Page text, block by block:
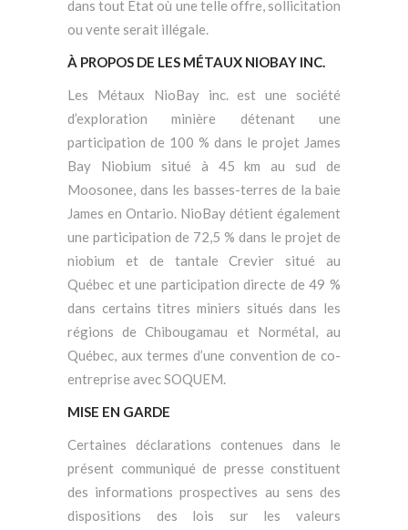
dans tout État où une telle offre, sollicitation
ou vente serait illégale.
À PROPOS DE LES MÉTAUX NIOBAY INC.
Les Métaux NioBay inc. est une société
d’exploration minière détenant une
participation de 100 % dans le projet James
Bay Niobium situé à 45 km au sud de
Moosonee, dans les basses-terres de la baie
James en Ontario. NioBay détient également
une participation de 72,5 % dans le projet de
niobium et de tantale Crevier situé au
Québec et une participation directe de 49 %
dans certains titres miniers situés dans les
régions de Chibougamau et Normétal, au
Québec, aux termes d’une convention de co-
entreprise avec SOQUEM.
MISE EN GARDE
Certaines déclarations contenues dans le
présent communiqué de presse constituent
des informations prospectives au sens des
dispositions des lois sur les valeurs